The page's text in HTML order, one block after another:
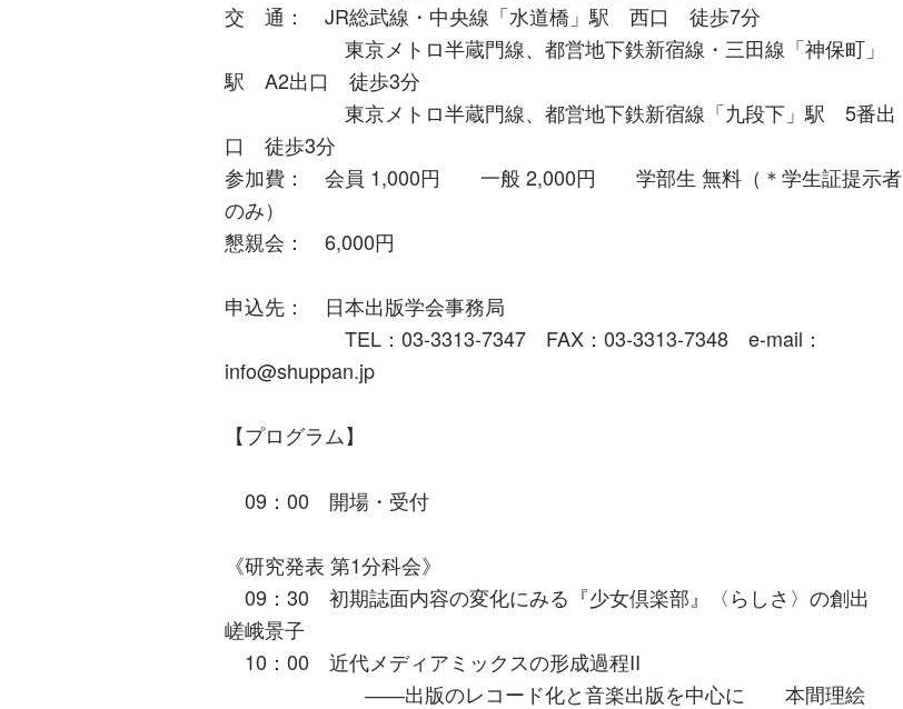
交 通： JR総武線・中央線「水道橋」駅 西口 徒歩7分
東京メトロ半蔵門線、都営地下鉄新宿線・三田線「神保町」
駅 A2出口 徒歩3分
東京メトロ半蔵門線、都営地下鉄新宿線「九段下」駅 5番出
口 徒歩3分
参加費： 会員 1,000円 一般 2,000円 学部生 無料（＊学生証提示者
のみ）
懇親会： 6,000円
申込先： 日本出版学会事務局
TEL：03-3313-7347 FAX：03-3313-7348 e-mail：
info@shuppan.jp
【プログラム】
09：00 開場・受付
《研究発表 第1分科会》
09：30 初期誌面内容の変化にみる『少女倶楽部』〈らしさ〉の創出
嵯峨景子
10：00 近代メディアミックスの形成過程II
――出版のレコード化と音楽出版を中心に 本間理絵